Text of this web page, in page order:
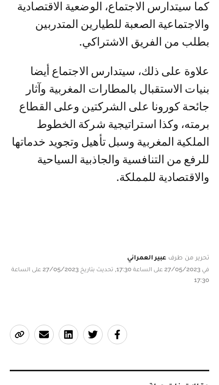
كما سيتدارس الاجتماع، الوضعية الاقتصادية
والاجتماعية الصعبة للطيارين المتدربين
بطلب من الفريق الاشتراكي.
علاوة على ذلك، سيتدارس الاجتماع أيضا
بنيات الاستقبال بالمطارات المغربية وآثار
جائحة كورونا على الشركتين وعلى القطاع
برمته، وكذا استراتيجية شركة الخطوط
الملكية المغربية وسبل تأهيل وتجويد خدماتها
للرفع من التنافسية والجاذبية السياحية
والاقتصادية للمملكة.
تحرير من طرف عبير العمراني
في 27/05/2023 على الساعة 17:30, تحديث بتاريخ 27/05/2023 على الساعة
17:30